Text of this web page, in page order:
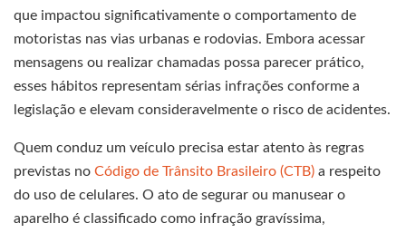
que impactou significativamente o comportamento de
motoristas nas vias urbanas e rodovias. Embora acessar
mensagens ou realizar chamadas possa parecer prático,
esses hábitos representam sérias infrações conforme a
legislação e elevam consideravelmente o risco de acidentes.
Quem conduz um veículo precisa estar atento às regras
previstas no Código de Trânsito Brasileiro (CTB) a respeito
do uso de celulares. O ato de segurar ou manusear o
aparelho é classificado como infração gravíssima,